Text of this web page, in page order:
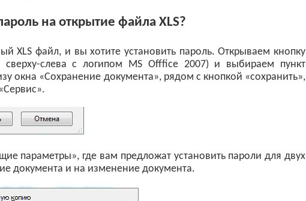
на открытие файла XLS?
XLS файл, и вы хотите установить пароль. Открываем кнопку
сверху-слева с логипом MS Offfice 2007) и выбираем пункт
окна «Сохранение документа», рядом с кнопкой «сохранить»,
параметры», где вам предложат установить пароли для двух
документа и на изменение документа.